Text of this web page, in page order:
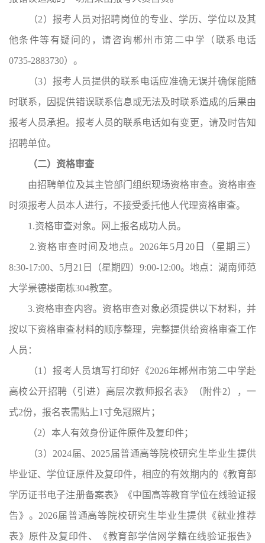
（2）报考人员对招聘岗位的专业、学历、学位以及其
他条件等有疑问的，请咨询郴州市第二中学（联系电话
0735-2883730）。
（3）报考人员提供的联系电话应准确无误并确保能随
时联系，因提供错误联系信息或无法及时联系造成的后果由
报考人员承担。报考人员的联系电话如有变更，请及时告知
招聘单位。
（二）资格审查
由招聘单位及其主管部门组织现场资格审查。资格审查
时须报考人员本人进行，不接受委托他人代理资格审查。
1.资格审查对象。 网上报名成功人员。
2.资格审查时间及地点。 2026年5月20日（星期三）
8:30-17:00、5月21日（星期四）9:00-12:00。地点：湖南师范
大学景德楼南栋304教室。
3.资格审查内容。 资格审查对象必须提供以下材料，并
按以下资格审查材料的顺序整理，完整提供给资格审查工作
人员：
（1）报考人员填写打印好《2026年郴州市第二中学赴
高校公开招聘（引进）高层次教师报名表》（附件2），一
式2份，报名表需贴上1寸免冠照片；
（2）本人有效身份证件原件及复印件；
（3）2024届、2025届普通高等院校研究生毕业生提供
毕业证、学位证原件及复印件，相应的有效期内的《教育部
学历证书电子注册备案表》《中国高等教育学位在线验证报
告》。2026届普通高等院校研究生毕业生提供《就业推荐
表》原件及复印件、《教育部学信网学籍在线验证报告》